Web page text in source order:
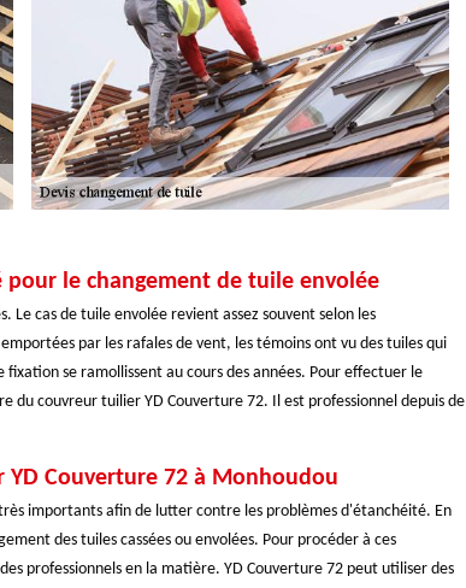
pour le changement de tuile envolée
cas de tuile envolée revient assez souvent selon les
par les rafales de vent, les témoins ont vu des tuiles qui
se ramollissent au cours des années. Pour effectuer le
du couvreur tuilier YD Couverture 72. Il est professionnel depuis de
Couverture 72 à Monhoudou
importants afin de lutter contre les problèmes d'étanchéité. En
des tuiles cassées ou envolées. Pour procéder à ces
professionnels en la matière. YD Couverture 72 peut utiliser des